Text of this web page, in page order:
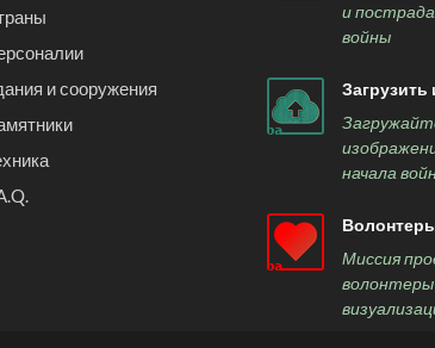
и сооружения
и
войны
начала
Миссия
волонтеры